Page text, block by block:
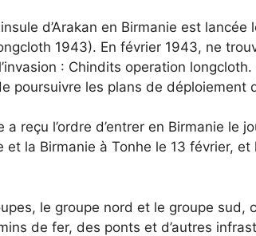
d’Arakan en Birmanie est
1943). En février 1943, ne
: Chindits operation
poursuivre les plans de déploiement
reçu l’ordre d’entrer en Birmanie le
et la Birmanie à Tonhe le 13 février,
le groupe nord et le groupe sud,
de fer, des ponts et d’autres